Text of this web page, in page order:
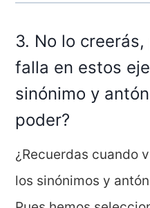
3. No lo
falla en estos
sinónimo y
poder?
¿Recuerdas cuando
los sinónimos y